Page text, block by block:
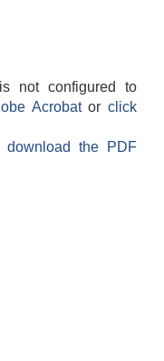
not configured to
Acrobatorclick
the PDF